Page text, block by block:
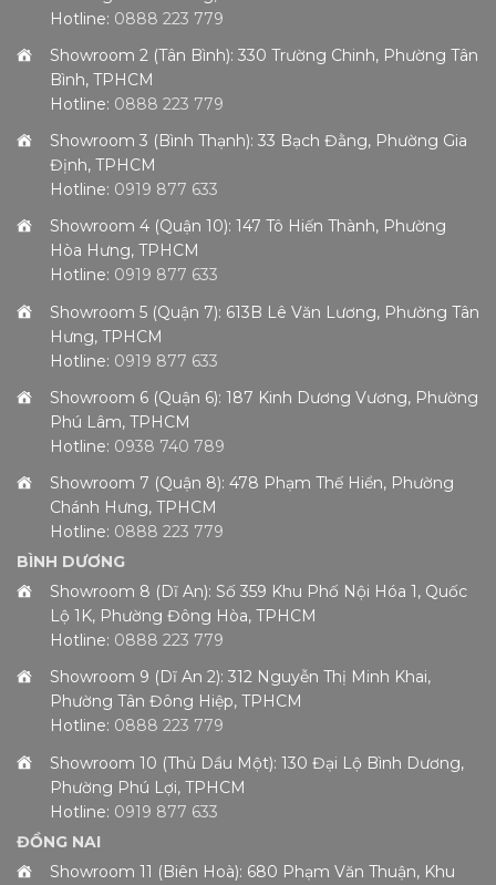
Hotline: 0888 223 779
Showroom 2 (Tân Bình): 330 Trường Chinh, Phường Tân
Bình, TPHCM
Hotline: 0888 223 779
Showroom 3 (Bình Thạnh): 33 Bạch Đằng, Phường Gia
Định, TPHCM
Hotline: 0919 877 633
Showroom 4 (Quận 10): 147 Tô Hiến Thành, Phường
Hòa Hưng, TPHCM
Hotline: 0919 877 633
Showroom 5 (Quận 7): 613B Lê Văn Lương, Phường Tân
Hưng, TPHCM
Hotline: 0919 877 633
Showroom 6 (Quận 6): 187 Kinh Dương Vương, Phường
Phú Lâm, TPHCM
Hotline: 0938 740 789
Showroom 7 (Quận 8): 478 Phạm Thế Hiển, Phường
Chánh Hưng, TPHCM
Hotline: 0888 223 779
BÌNH DƯƠNG
Showroom 8 (Dĩ An): Số 359 Khu Phố Nội Hóa 1, Quốc
Lộ 1K, Phường Đông Hòa, TPHCM
Hotline: 0888 223 779
Showroom 9 (Dĩ An 2): 312 Nguyễn Thị Minh Khai,
Phường Tân Đông Hiệp, TPHCM
Hotline: 0888 223 779
Showroom 10 (Thủ Dầu Một): 130 Đại Lộ Bình Dương,
Phường Phú Lợi, TPHCM
Hotline: 0919 877 633
ĐỒNG NAI
Showroom 11 (Biên Hoà): 680 Phạm Văn Thuận, Khu